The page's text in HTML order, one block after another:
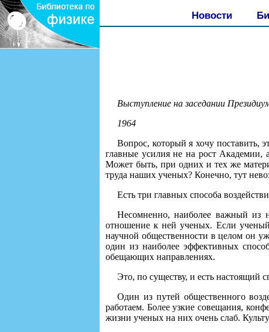
Новости
Выступление на заседании
1964
Вопрос, который я хочу поставить,
главные усилия не на рост Академии,
Может быть, при одних и тех же
труда наших ученых? Конечно, тут
Есть три главных способа
Несомненно, наиболее важный из
отношение к ней ученых. Если ученый
научной общественности в целом он
один из наиболее эффективных
обещающих направлениях.
Это, по существу, и есть настоящий
Один из путей общественного
работаем. Более узкие совещания,
жизни ученых на них очень слаб.